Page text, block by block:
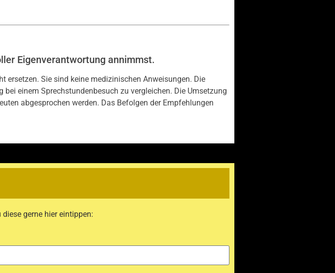
Eigenverantwortung annimmst.
ersetzen. Sie sind keine medizinischen Anweisungen. Die
einem Sprechstundenbesuch zu vergleichen. Die Umsetzung
abgesprochen werden. Das Befolgen der Empfehlungen
gerne hier eintippen: